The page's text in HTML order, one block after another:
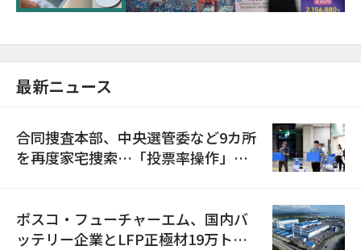
最新ニュース
合同捜査本部、中央選管委など9カ所
を再度家宅捜索…「投票率操作」の
ポスコ・フューチャーエム、国内バ
ッテリー企業とLFP正極材19万トン